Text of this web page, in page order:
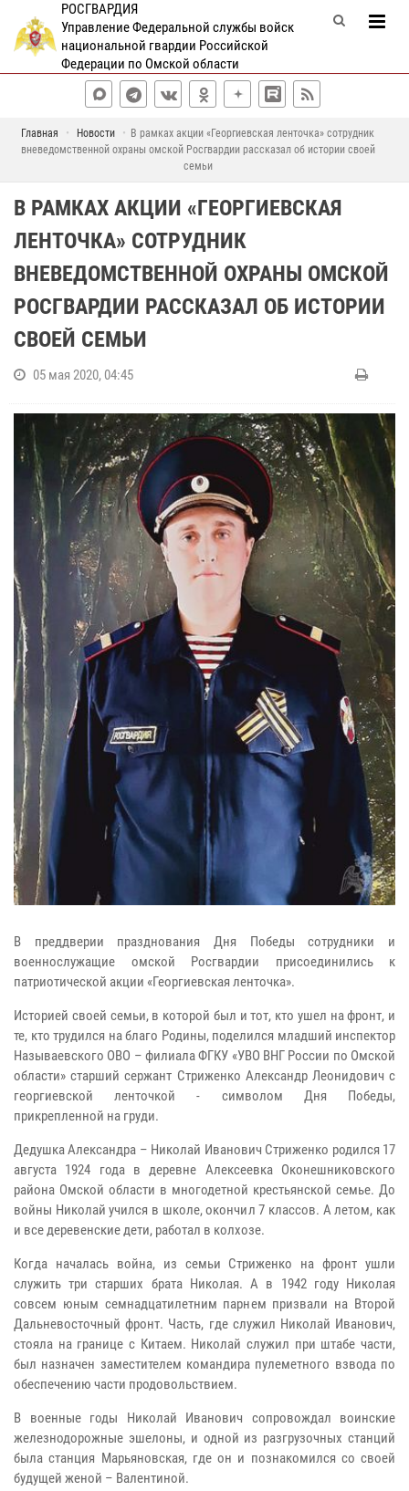
РОСГВАРДИЯ
Управление Федеральной службы войск
национальной гвардии Российской
Федерации по Омской области
Главная Новости
В рамках акции «Георгиевская ленточка» сотрудник
вневедомственной охраны омской Росгвардии рассказал об истории своей
семьи
В РАМКАХ АКЦИИ «ГЕОРГИЕВСКАЯ
ЛЕНТОЧКА» СОТРУДНИК
ВНЕВЕДОМСТВЕННОЙ ОХРАНЫ ОМСКОЙ
РОСГВАРДИИ РАССКАЗАЛ ОБ ИСТОРИИ
СВОЕЙ СЕМЬИ
05 мая 2020, 04:45
В преддверии празднования Дня Победы сотрудники и
военнослужащие омской Росгвардии присоединились к
патриотической акции «Георгиевская ленточка».
Историей своей семьи, в которой был и тот, кто ушел на фронт, и
те, кто трудился на благо Родины, поделился младший инспектор
Называевского ОВО – филиала ФГКУ «УВО ВНГ России по Омской
области» старший сержант Стриженко Александр Леонидович с
георгиевской ленточкой - символом Дня Победы,
прикрепленной на груди.
Дедушка Александра – Николай Иванович Стриженко родился 17
августа 1924 года в деревне Алексеевка Оконешниковского
района Омской области в многодетной крестьянской семье. До
войны Николай учился в школе, окончил 7 классов. А летом, как
и все деревенские дети, работал в колхозе.
Когда началась война, из семьи Стриженко на фронт ушли
служить три старших брата Николая. А в 1942 году Николая
совсем юным семнадцатилетним парнем призвали на Второй
Дальневосточный фронт. Часть, где служил Николай Иванович,
стояла на границе с Китаем. Николай служил при штабе части,
был назначен заместителем командира пулеметного взвода по
обеспечению части продовольствием.
В военные годы Николай Иванович сопровождал воинские
железнодорожные эшелоны, и одной из разгрузочных станций
была станция Марьяновская, где он и познакомился со своей
будущей женой – Валентиной.